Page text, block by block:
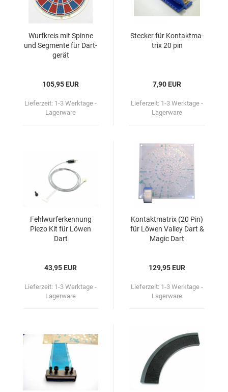
Wurf­kreis mit Spin­ne
und Seg­men­te für Dart­
ge­rät
105,95 EUR
Lieferzeit: 1-3 Werktage -
Lagerware
Ste­cker für Kon­takt­ma­
trix 20 pin
7,90 EUR
Lieferzeit: 1-3 Werktage -
Lagerware
Fehl­wur­f­er­ken­nung
Piezo Kit für Löwen
Dart
43,95 EUR
Lieferzeit: 1-3 Werktage -
Lagerware
Kon­takt­ma­trix (20 Pin)
für Löwen Val­ley Dart &
Magic Dart
129,95 EUR
Lieferzeit: 1-3 Werktage -
Lagerware